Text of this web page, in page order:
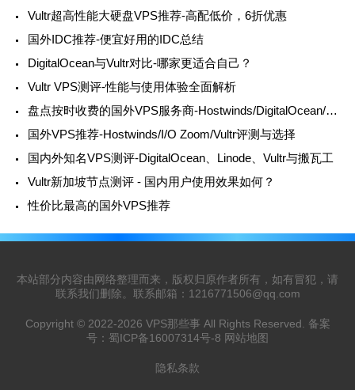
Vultr超高性能大硬盘VPS推荐-高配低价，6折优惠
国外IDC推荐-便宜好用的IDC总结
DigitalOcean与Vultr对比-哪家更适合自己？
Vultr VPS测评-性能与使用体验全面解析
盘点按时收费的国外VPS服务商-Hostwinds/DigitalOcean/Vultr推荐
国外VPS推荐-Hostwinds/I/O Zoom/Vultr评测与选择
国内外知名VPS测评-DigitalOcean、Linode、Vultr与搬瓦工
Vultr新加坡节点测评 - 国内用户使用效果如何？
性价比最高的国外VPS推荐
本站部分内容由网络整理而来，版权归原作者所有，如有冒犯，请
联系我们删除。联系邮箱： 1216771506@qq.com
Copyright © 2022-2026 VPS那些事 All Rights Reserved. 备案
号： 蜀ICP备16007314号-8 网站地图
隐私条款